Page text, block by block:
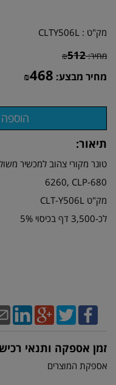
מק"ט : CLTY506L
מחיר: ₪512
מחיר מבצע: ₪468
תיאור:
6260, CLP-680
מק"ט CLT-Y506L
לכ-3,500 דף בכיסוי 5%
זמן אספקה ותנאי
אספקת המוצרים